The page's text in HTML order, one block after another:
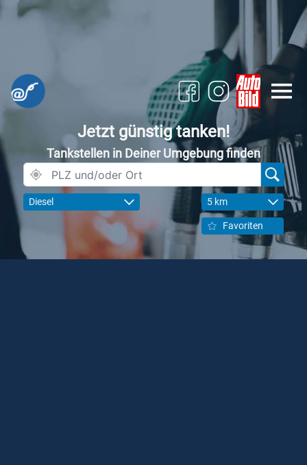
Jetzt günstig tanken!
Tankstellen in Deiner Umgebung finden
Diesel 5 km
Favoriten